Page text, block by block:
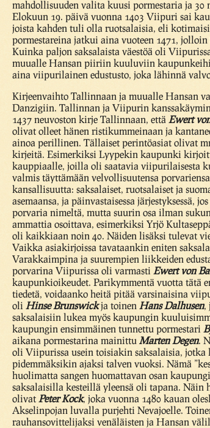
mahdollisuuden valita kuusi pormestaria ja 30
Elokuun 19. päivä vuonna 1403 Viipuri sai
joista kahden tuli olla ruotsalaisia, eli
pormestareina jatkui aina vuoteen 1471,
Kuinka paljon saksalaista väestöä oli
muualle Hansan piiriin kuuluviin
aina viipurilainen edustusto, joka lähinnä
Kirjeenvaihto Tallinnaan ja muualle Hansan
Danzigiin. Tallinnan ja Viipurin
1437 neuvoston kirje Tallinnaan, että Ewert
olivat olleet hänen ristikummeinaan ja
ainoa perillinen. Tällaiset perintöasiat olivat
kirjeitä. Esimerkiksi Lyypekin kaupunki
kauppiaalle, joilla oli saatavia viipurilaisesta
valmis täyttämään velvollisuutensa
kansallisuutta: saksalaiset, ruotsalaiset ja
asemaansa, ja päinvastaisessa järjestyksessä,
porvaria nimeltä, mutta suurin osa ilman
ammattia osoittava, esimerkiksi Yrjö
oli kaikkiaan noin 40. Näiden lisäksi tulevat
Vaikka asiakirjoissa tavataankin eniten
Varakkaimpina ja suurempien liikkeiden
porvarina Viipurissa oli varmasti Ewert von
kaupunkioikeudet. Parikymmentä vuotta tätä
tiedetä, voidaanko heitä pitää varsinaisina
oli Hinse Brunswickja toinen Hans Dalhusen,
saksalaisiin lukea myös kaupungin
kaupungin ensimmäinen tunnettu pormestari
aikana pormestarina mainittu Marten Degen.
oli Viipurissa usein toisiakin saksalaisia, jotka
pidemmäksikin ajaksi talven vuoksi. Nämä
huolimatta sangen huomattavan osan
saksalaisilla kesteillä yleensä oli tapana. Näin
olivat Peter Kock, joka vuonna 1480 kauan
Akselinpojan luvalla purjehti Nevajoelle.
rauhansovittelijaksi venäläisten ja Hansan